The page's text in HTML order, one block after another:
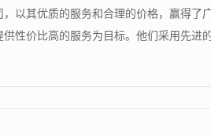
以其优质的服务和合理的价格，赢得了
性价比高的服务为目标。他们采用先进